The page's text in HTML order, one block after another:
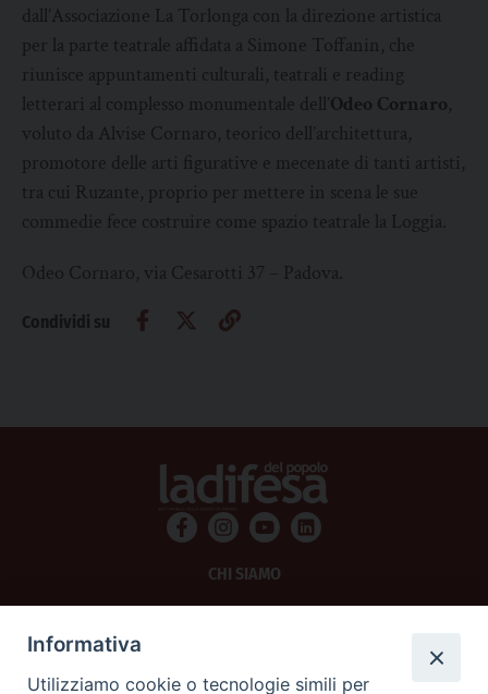
dall’Associazione La Torlonga con la direzione artistica
per la parte teatrale affidata a Simone Toffanin, che
riunisce appuntamenti culturali, teatrali e reading
letterari al complesso monumentale dell’ Odeo Cornaro,
voluto da Alvise Cornaro, teorico dell’architettura,
promotore delle arti figurative e mecenate di tanti artisti,
tra cui Ruzante, proprio per mettere in scena le sue
commedie fece costruire come spazio teatrale la Loggia.
Odeo Cornaro, via Cesarotti 37 – Padova.
Condividi su
CHI SIAMO
Informativa
Utilizziamo cookie o tecnologie simili per